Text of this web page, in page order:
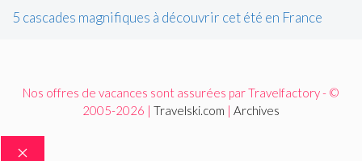
5 cascades magnifiques à découvrir cet été en France
Nos offres de vacances sont assurées par Travelfactory - ©
2005-2026 | Travelski.com Archives